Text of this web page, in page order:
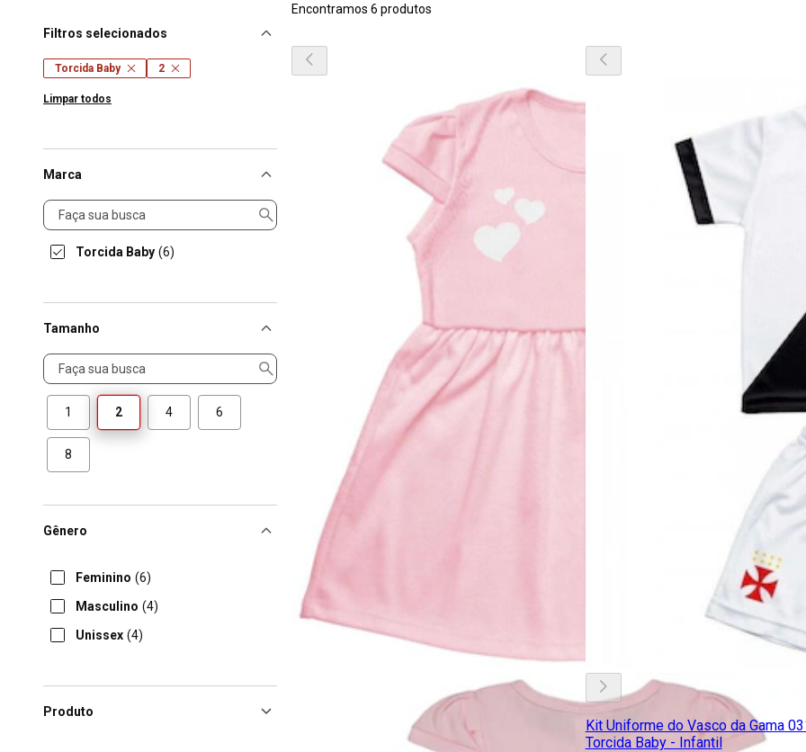
Filtros selecionados
Torcida Baby 2
Limpar todos
Marca
Marca
Torcida Baby (6)
Tamanho
Tamanho
1 2 4 6
8
Gênero
Feminino (6)
Masculino (4)
Unissex (4)
Produto
Encontramos 6 produtos
Kit Uniforme do Vasco da Gama
Torcida Baby - Infantil